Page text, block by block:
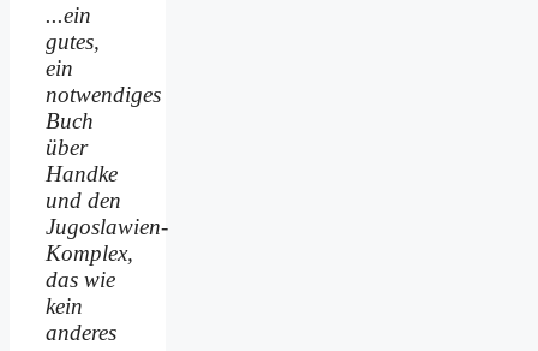
...ein
gutes,
ein
notwendiges
Buch
über
Handke
und den
Jugoslawien-
Komplex,
das wie
kein
anderes